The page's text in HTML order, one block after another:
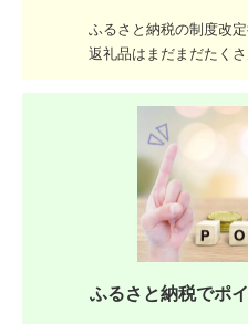
ふるさと納税の制度改
返礼品はまだまだたくさ
ふるさと納税でポ